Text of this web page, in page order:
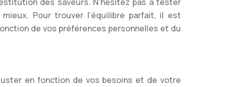
Pour trouver l’équilibre parfait, il est
de vos préférences personnelles et du
en fonction de vos besoins et de votre